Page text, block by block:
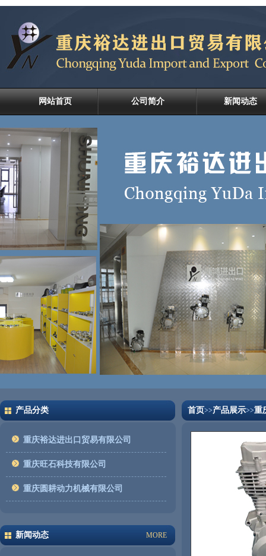
网站首页 公司简介 新闻动态
产品分类
重庆裕达进出口贸易有限公司
重庆旺石科技有限公司
重庆圆耕动力机械有限公司
新闻动态 MORE
首页>>产品展示>>重